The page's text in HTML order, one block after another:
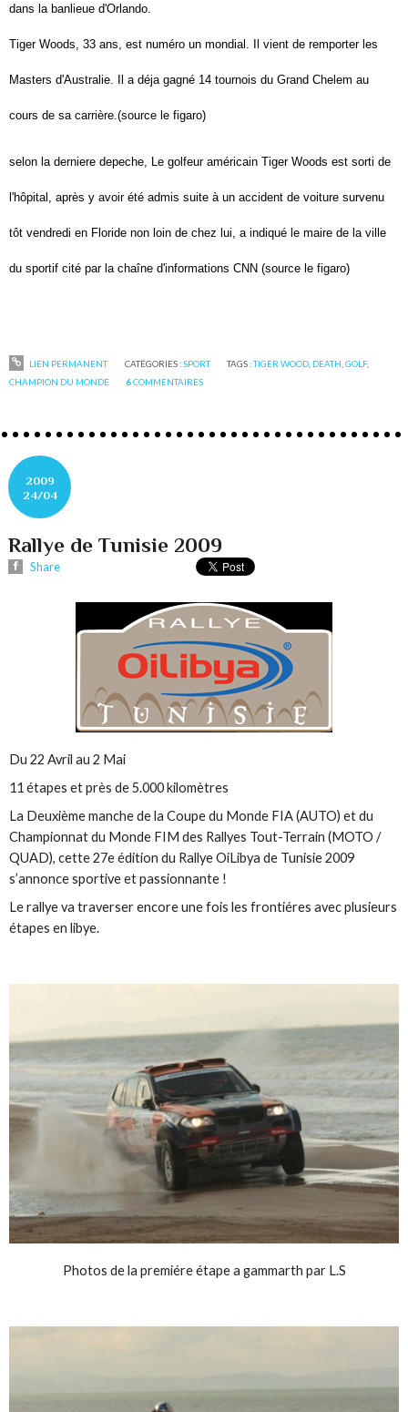
dans la banlieue d'Orlando.
Tiger Woods, 33 ans, est numéro un mondial. Il vient de remporter les
Masters d'Australie. Il a déja gagné 14 tournois du Grand Chelem au
cours de sa carrière.(source le figaro)
selon la derniere depeche, Le golfeur américain Tiger Woods est sorti de
l'hôpital, après y avoir été admis suite à un accident de voiture survenu
tôt vendredi en Floride non loin de chez lui, a indiqué le maire de la ville
du sportif cité par la chaîne d'informations CNN (source le figaro)
LIEN PERMANENT CATÉGORIES :SPORT TAGS :TIGER WOOD, DEATH GOLF,
CHAMPION DU MONDE
6COMMENTAIRES
2009
24/04
Rallye de Tunisie 2009
Share
Du 22 Avril au 2 Mai
11 étapes et près de 5.000 kilomètres
La Deuxième manche de la Coupe du Monde FIA (AUTO) et du
Championnat du Monde FIM des Rallyes Tout-Terrain (MOTO /
QUAD), cette 27e édition du Rallye OiLibya de Tunisie 2009
s’annonce sportive et passionnante !
Le rallye va traverser encore une fois les frontiéres avec plusieurs
étapes en libye.
Photos de la premiére étape a gammarth par L.S